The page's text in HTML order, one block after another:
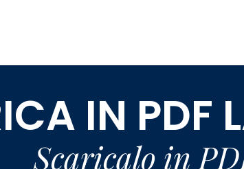
IN PDF
Scaricalo in